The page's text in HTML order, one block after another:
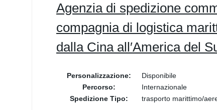
Agenzia di spedizione
compagnia di logistica
dalla Cina all′America del
Personalizzazione:
Disponibile
Percorso:
Internazionale
Spedizione Tipo:
trasporto marittimo/